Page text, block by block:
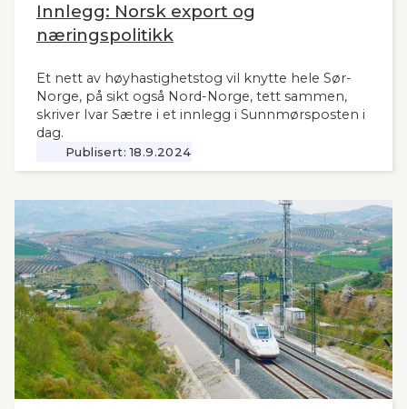
Innlegg: Norsk export og
næringspolitikk
Et nett av høyhastighetstog vil knytte hele Sør-
Norge, på sikt også Nord-Norge, tett sammen,
skriver Ivar Sætre i et innlegg i Sunnmørsposten i
dag.
Publisert: 18.9.2024